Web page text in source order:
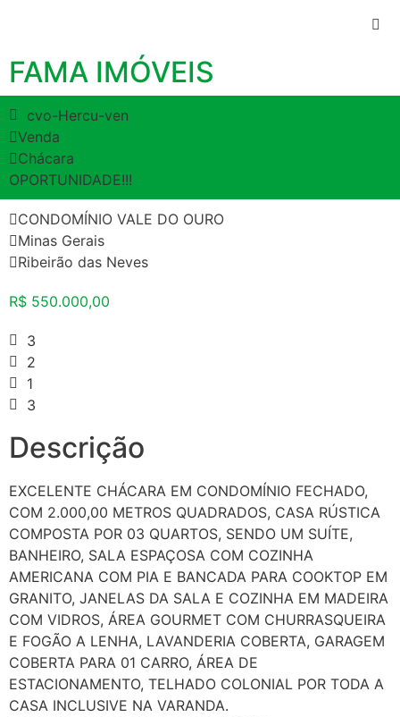
FAMA IMÓVEIS
cvo-Hercu-ven
Venda
Chácara
OPORTUNIDADE!!!
CONDOMÍNIO VALE DO OURO
Minas Gerais
Ribeirão das Neves
R$ 550.000,00
3
2
1
3
Descrição
EXCELENTE CHÁCARA EM CONDOMÍNIO FECHADO,
COM 2.000,00 METROS QUADRADOS, CASA RÚSTICA
COMPOSTA POR 03 QUARTOS, SENDO UM SUÍTE,
BANHEIRO, SALA ESPAÇOSA COM COZINHA
AMERICANA COM PIA E BANCADA PARA COOKTOP EM
GRANITO, JANELAS DA SALA E COZINHA EM MADEIRA
COM VIDROS, ÁREA GOURMET COM CHURRASQUEIRA
E FOGÃO A LENHA, LAVANDERIA COBERTA, GARAGEM
COBERTA PARA 01 CARRO, ÁREA DE
ESTACIONAMENTO, TELHADO COLONIAL POR TODA A
CASA INCLUSIVE NA VARANDA.